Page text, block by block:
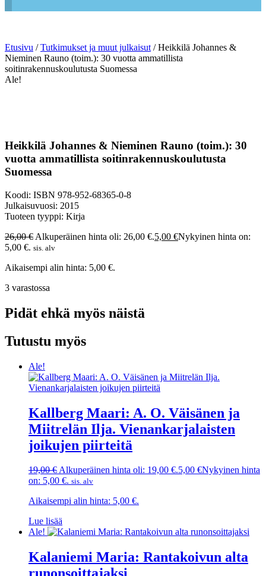
Etusivu /Tutkimukset ja muut julkaisut/ Heikkilä Johannes &
Nieminen Rauno (toim.): 30 vuotta ammatillista
soitinrakennuskoulutusta Suomessa
Ale!
Heikkilä Johannes & Nieminen Rauno (toim.): 30
vuotta ammatillista soitinrakennuskoulutusta
Suomessa
Koodi: ISBN 978-952-68365-0-8
Julkaisuvuosi: 2015
Tuoteen tyyppi: Kirja
26,00€ Alkuperäinen hinta oli: 26,00 €.5,00 €Nykyinen hinta on:
5,00 €. sis. alv
Aikaisempi alin hinta: 5,00 €.
3 varastossa
Pidät ehkä myös näistä
Tutustu myös
Ale!
Kallberg Maari: A. O. Väisänen ja
Miitrelän Ilja. Vienankarjalaisten
joikujen piirteitä
19,00€Alkuperäinen hinta oli: 19,00 €.5,00 €Nykyinen hinta
on: 5,00 €. sis. alv
Aikaisempi alin hinta: 5,00 €.
Lue lisää
Ale!
Kalaniemi Maria: Rantakoivun alta